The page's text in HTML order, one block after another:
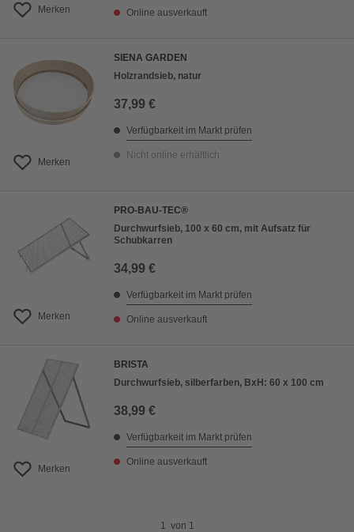
Merken Online ausverkauft
Merken
SIENA GARDEN
Holzrandsieb, natur
37,99 €
Verfügbarkeit im Markt prüfen
Nicht online erhältlich
Merken
PRO-BAU-TEC®
Durchwurfsieb, 100 x 60 cm, mit Aufsatz für
Schubkarren
34,99 €
Verfügbarkeit im Markt prüfen
Online ausverkauft
Merken
BRISTA
Durchwurfsieb, silberfarben, BxH: 60 x 100 cm
38,99 €
Verfügbarkeit im Markt prüfen
Online ausverkauft
1 von 1